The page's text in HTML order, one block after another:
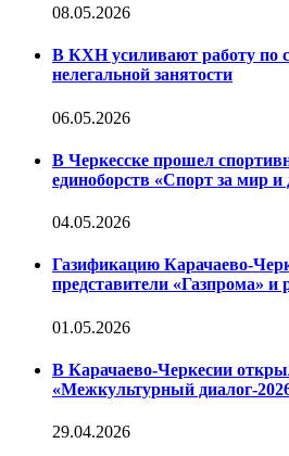
08.05.2026
В КXH усиливают работу по
нелегальной занятости
06.05.2026
В Черкесске прошел
единоборств «Спорт за мир и
04.05.2026
Газификацию Карачаево-
представители «Газпрома» и
01.05.2026
В Карачаево-Черкесии
«Межкультурный диалог-
29.04.2026